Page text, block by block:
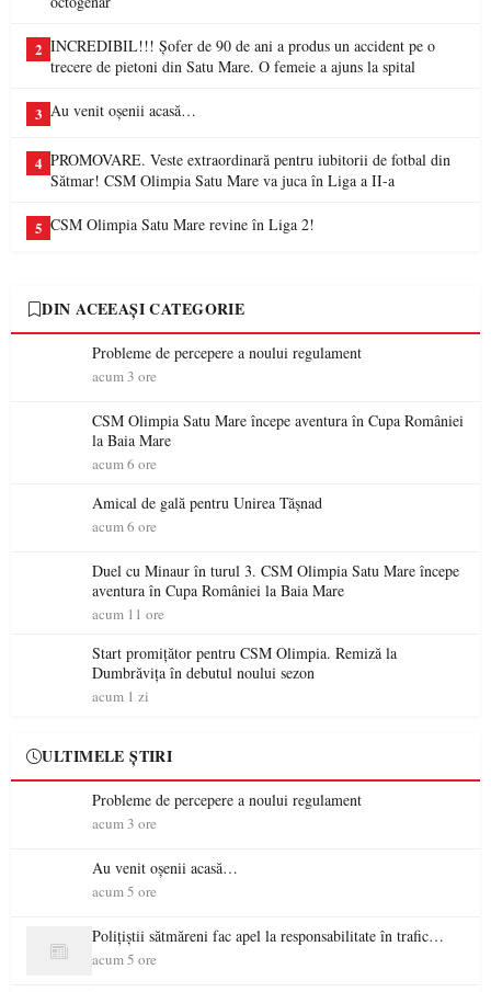
2 INCREDIBIL!!! Șofer de 90 de ani a produs un accident pe o
trecere de pietoni din Satu Mare. O femeie a ajuns la spital
3 Au venit oșenii acasă…
4 PROMOVARE. Veste extraordinară pentru iubitorii de fotbal din
Sătmar! CSM Olimpia Satu Mare va juca în Liga a II-a
5 CSM Olimpia Satu Mare revine în Liga 2!
DIN ACEEAȘI CATEGORIE
Probleme de percepere a noului regulament
acum 3 ore
CSM Olimpia Satu Mare începe aventura în Cupa României
la Baia Mare
acum 6 ore
Amical de gală pentru Unirea Tășnad
acum 6 ore
Duel cu Minaur în turul 3. CSM Olimpia Satu Mare începe
aventura în Cupa României la Baia Mare
acum 11 ore
Start promițător pentru CSM Olimpia. Remiză la
Dumbrăvița în debutul noului sezon
acum 1 zi
ULTIMELE ȘTIRI
Probleme de percepere a noului regulament
acum 3 ore
Au venit oșenii acasă…
acum 5 ore
Polițiștii sătmăreni fac apel la responsabilitate în trafic…
acum 5 ore